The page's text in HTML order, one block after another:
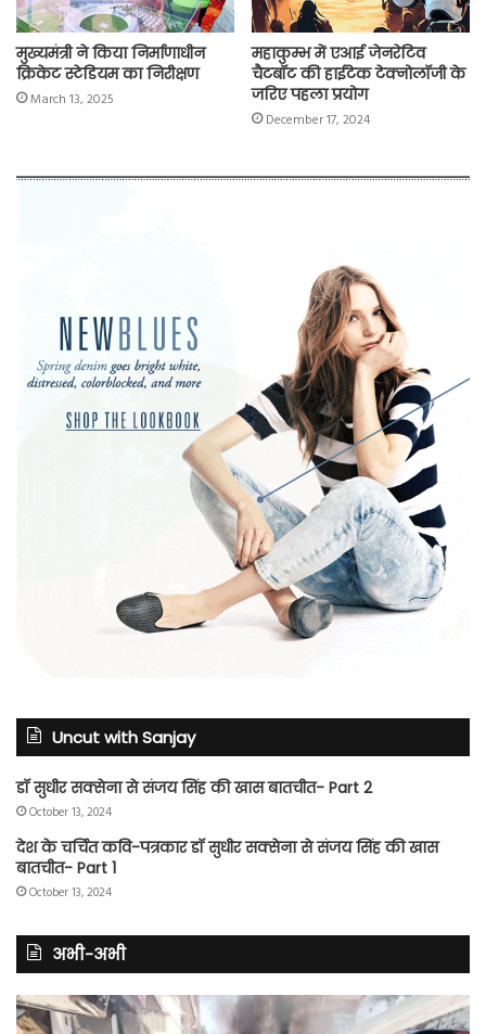
मुख्यमंत्री ने किया निर्माणाधीन
क्रिकेट स्टेडियम का निरीक्षण
March 13, 2025
महाकुम्भ में एआई जेनरेटिव
चैटबॉट की हाईटेक टेक्नोलॉजी के
जरिए पहला प्रयोग
December 17, 2024
Uncut with Sanjay
डॉ सुधीर सक्सेना से संजय सिंह की खास बातचीत- Part 2
October 13, 2024
देश के चर्चित कवि-पत्रकार डॉ सुधीर सक्सेना से संजय सिंह की खास
बातचीत- Part 1
October 13, 2024
अभी-अभी